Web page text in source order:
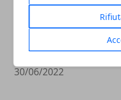
Le strategie per
efficace
30/06/2022